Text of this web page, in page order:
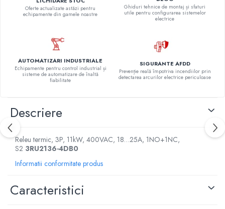
Oferte actualizate astăzi pentru
echipamente din gamele noastre
Ghiduri tehnice de montaj și sfaturi
utile pentru configurarea sistemelor
electrice
AUTOMATIZARI INDUSTRIALE
Echipamente pentru control industrial și
sisteme de automatizare de înaltă
fiabilitate
SIGURANTE AFDD
Prevenție reală împotriva incendiilor prin
detectarea arcurilor electrice periculoase
Descriere
Releu termic, 3P, 11kW, 400VAC, 18…25A, 1NO+1NC,
S2 3RU2136-4DB0
Informatii conformitate produs
Caracteristici